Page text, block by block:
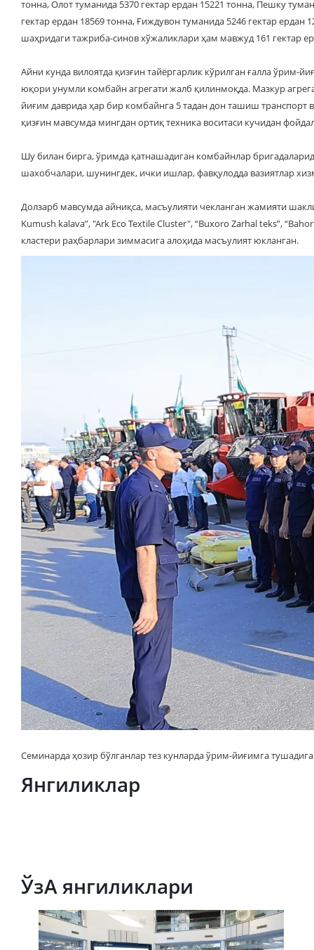
тонна, Олот туманида 5370 гектар ердан 15221 тонна, Пешку
гектар ердан 18569 тонна, Ғиждувон туманида 5246 гектар
шаҳридаги тажриба-синов хўжаликлари ҳам мавжуд 161 гектар
Айни кунда вилоятда қизғин тайёргарлик кўрилган ғалла
юқори унумли комбайн агрегати жалб қилинмоқда. Мазкур
йиғим даврида ҳар бир комбайнга 5 тадан дон ташиш транспорт
қизғин мавсумда мингдан ортиқ техника воситаси кучидан
Шу билан бирга, ўримда қатнашадиган комбайнлар
шахобчалари, шунингдек, ички ишлар, фавқулодда вазиятлар
Долзарб мавсумда айниқса, масъулияти чекланган жамияти
Kumush kalava”, "Ark Eco Textile Cluster", “Buxoro Zarhal teks”,
кластери раҳбарлари зиммасига алоҳида масъулият юкланган.
Семинарда ҳозир бўлганлар тез кунларда ўрим-йиғимга
Янгиликлар
ЎзА янгиликлари